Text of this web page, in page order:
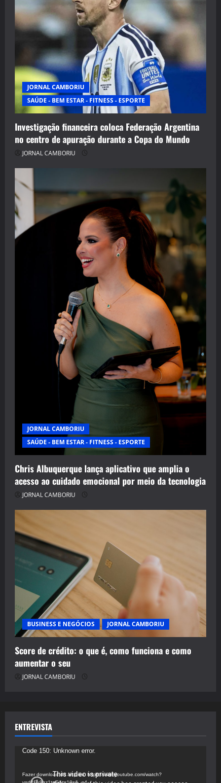
JORNAL CAMBORIU
SAÚDE - BEM ESTAR - FITNESS - ESPORTE
Investigação financeira coloca Federação Argentina
no centro de apuração durante a Copa do Mundo
JORNAL CAMBORIU
JORNAL CAMBORIU
SAÚDE - BEM ESTAR - FITNESS - ESPORTE
Chris Albuquerque lança aplicativo que amplia o
acesso ao cuidado emocional por meio da tecnologia
JORNAL CAMBORIU
BUSINESS E NEGÓCIOS JORNAL CAMBORIU
Score de crédito: o que é, como funciona e como
aumentar o seu
JORNAL CAMBORIU
ENTREVISTA
Tocador
vídeo
Code 150: Unknown error.
Fazer download do arquivo: https://www.youtube.com/watch?